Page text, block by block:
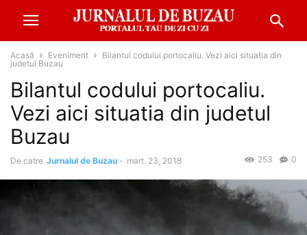
Acasă Eveniment
Bilantul codului portocaliu. Vezi aici situatia din
judetul Buzau
Bilantul codului portocaliu.
Vezi aici situatia din judetul
Buzau
De catre Jurnalul de Buzau - mart. 23, 2018 0
253